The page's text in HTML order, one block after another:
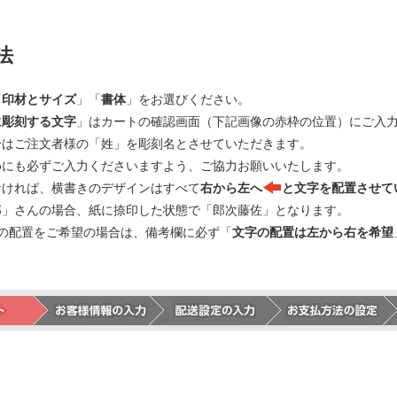
印材とサイズ」「書体」をお選びください。
刻する文字 」はカートの確認画面（下記画像の赤枠の位置）にご入
ご注文者様の「姓」を彫刻名とさせていただきます。
も必ずご入力くださいますよう、ご協力お願いいたします。
れば、横書きのデザインはすべて右から左へ
と文字を配置させ
さんの場合、紙に捺印した状態で「郎次藤佐」となります。
配置をご希望の場合は、備考欄に必ず「文字の配置は左から右を希望